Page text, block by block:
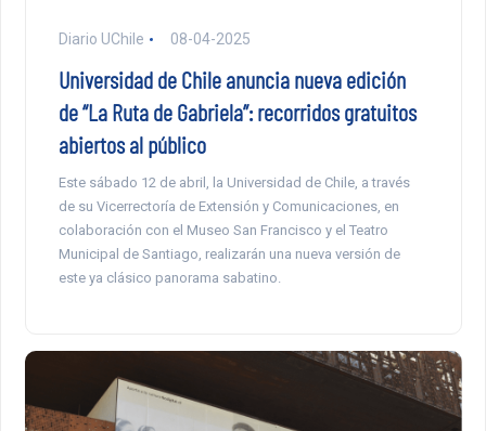
Diario UChile 08-04-2025
Universidad de Chile anuncia nueva edición
de “La Ruta de Gabriela”: recorridos gratuitos
abiertos al público
Este sábado 12 de abril, la Universidad de Chile, a través
de su Vicerrectoría de Extensión y Comunicaciones, en
colaboración con el Museo San Francisco y el Teatro
Municipal de Santiago, realizarán una nueva versión de
este ya clásico panorama sabatino.